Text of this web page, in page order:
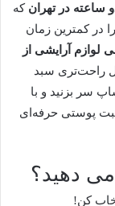
ساعته در تهران که
در کمترین زمان
لوازم آرایشی از
راحت‌تری سبد
سر بزنید و با
پوستی حرفه‌ای
دهید؟